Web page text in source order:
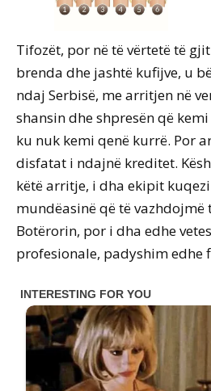
Tifozët, por në të vërtetë të
brenda dhe jashtë kufijve, u
ndaj Serbisë, me arritjen në
shansin dhe shpresën që
ku nuk kemi qenë kurrë. Por
disfatat i ndajnë kreditet.
këtë arritje, i dha ekipit
mundëasinë që të vazhdojmë
Botërorin, por i dha edhe
profesionale, padyshim edhe